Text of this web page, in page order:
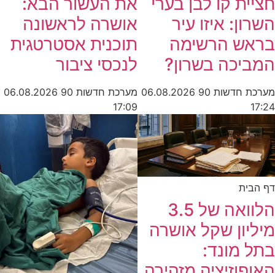
השרון: איזו עיר
בראש הרשימה
המביכה בשרון?
מערכת חדשות 90
06.08.2026
17:24
אושרה לראשונה
תוכנית אסטרטגית
לנכסי ציבור
מערכת חדשות 90
06.08.2026
17:09
דף הבית
הלוואה של 3.5
מיליון שקל אושרה
בתל מונד: